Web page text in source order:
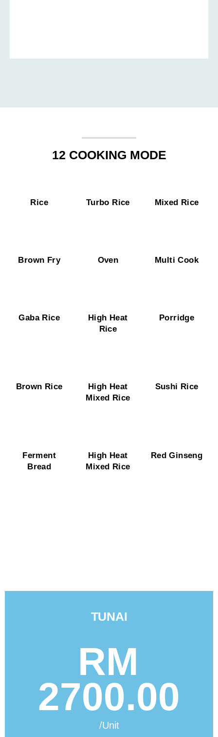
12 COOKING MODE
Rice Turbo Rice Mixed Rice
Brown Fry Oven Multi Cook
Gaba Rice
High Heat
Rice
Porridge
Brown Rice
High Heat
Mixed Rice
Sushi Rice
Ferment
Bread
High Heat
Mixed Rice
Red Ginseng
TUNAI
RM
2700.00
/Unit